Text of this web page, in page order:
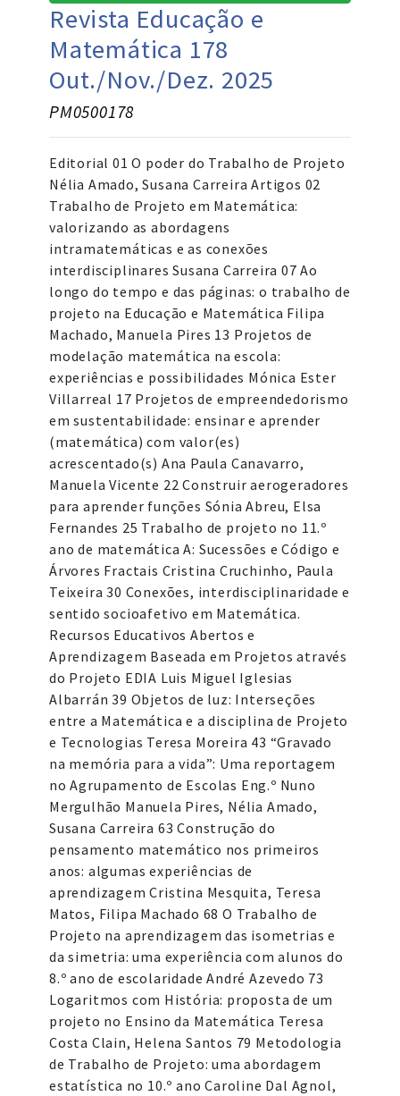
Revista Educação e
Matemática 178
Out./Nov./Dez. 2025
PM0500178
Editorial 01 O poder do Trabalho de Projeto
Nélia Amado, Susana Carreira Artigos 02
Trabalho de Projeto em Matemática:
valorizando as abordagens
intramatemáticas e as conexões
interdisciplinares Susana Carreira 07 Ao
longo do tempo e das páginas: o trabalho de
projeto na Educação e Matemática Filipa
Machado, Manuela Pires 13 Projetos de
modelação matemática na escola:
experiências e possibilidades Mónica Ester
Villarreal 17 Projetos de empreendedorismo
em sustentabilidade: ensinar e aprender
(matemática) com valor(es)
acrescentado(s) Ana Paula Canavarro,
Manuela Vicente 22 Construir aerogeradores
para aprender funções Sónia Abreu, Elsa
Fernandes 25 Trabalho de projeto no 11.º
ano de matemática A: Sucessões e Código e
Árvores Fractais Cristina Cruchinho, Paula
Teixeira 30 Conexões, interdisciplinaridade e
sentido socioafetivo em Matemática.
Recursos Educativos Abertos e
Aprendizagem Baseada em Projetos através
do Projeto EDIA Luis Miguel Iglesias
Albarrán 39 Objetos de luz: Interseções
entre a Matemática e a disciplina de Projeto
e Tecnologias Teresa Moreira 43 “Gravado
na memória para a vida”: Uma reportagem
no Agrupamento de Escolas Eng.º Nuno
Mergulhão Manuela Pires, Nélia Amado,
Susana Carreira 63 Construção do
pensamento matemático nos primeiros
anos: algumas experiências de
aprendizagem Cristina Mesquita, Teresa
Matos, Filipa Machado 68 O Trabalho de
Projeto na aprendizagem das isometrias e
da simetria: uma experiência com alunos do
8.º ano de escolaridade André Azevedo 73
Logaritmos com História: proposta de um
projeto no Ensino da Matemática Teresa
Costa Clain, Helena Santos 79 Metodologia
de Trabalho de Projeto: uma abordagem
estatística no 10.º ano Caroline Dal Agnol,